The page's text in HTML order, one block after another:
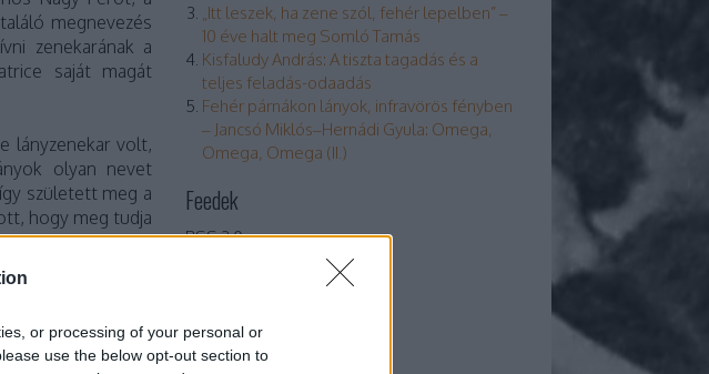
or processing of your personal or
use the below opt-out section to
megnevezés
zenekarának a
saját magát
lányzenekar volt,
olyan nevet
született meg a
hogy meg tudja
a hadművelet
Feró átalakította
László, Miklóska
sokat próbált és
Mónika nem
és bevillant neki,
„Itt leszek, ha zene szól, fehér lepelben” –
10 éve halt meg Somló Tamás
Kisfaludy András: A tiszta tagadás és a
teljes feladás-odaadás
Fehér párnákon lányok, infravörös fényben
– Jancsó Miklós–Hernádi Gyula: Omega,
Omega, Omega (II.)
Feedek
RSS 2.0
kommentek